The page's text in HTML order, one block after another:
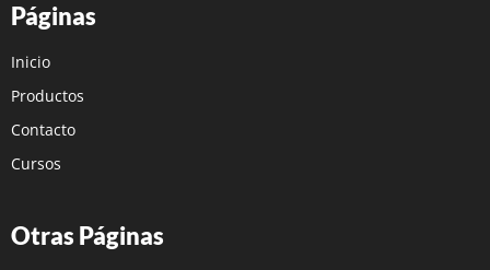
Páginas
Inicio
Productos
Contacto
Cursos
Otras Páginas